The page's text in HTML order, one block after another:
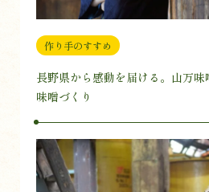
作り手のすすめ
長野県から感動を届ける。山万
味噌づくり